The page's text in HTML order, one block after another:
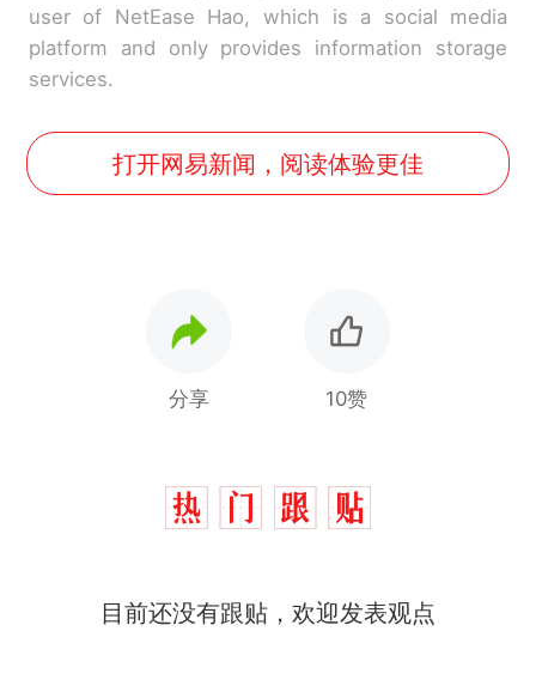
user of NetEase Hao, which is a social media
platform and only provides information storage
services.
打开网易新闻，阅读体验更佳
分享 10赞
目前还没有跟贴，欢迎发表观点